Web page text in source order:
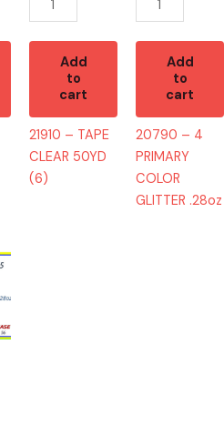
Add
to
cart
21910 – TAPE
CLEAR 50YD
(6)
quantity
Add
to
cart
20790 – 4
PRIMARY
COLOR
GLITTER .28oz